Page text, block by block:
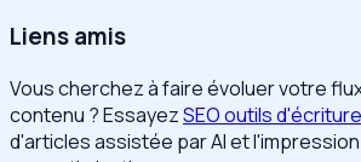
Liens amis
Vous cherchez à faire évoluer votre
contenu ? EssayezSEO outils d'écriture
d'articles assistée par AI et l'impression